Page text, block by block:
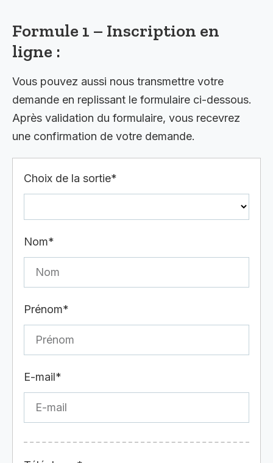
Formule 1 – Inscription en
ligne :
Vous pouvez aussi nous transmettre votre
demande en replissant le formulaire ci-dessous.
Après validation du formulaire, vous recevrez
une confirmation de votre demande.
Choix de la sortie*
Nom*
Prénom*
E-mail*